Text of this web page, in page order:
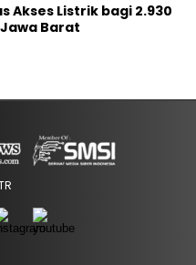
Akses Listrik bagi 2.930
Barat